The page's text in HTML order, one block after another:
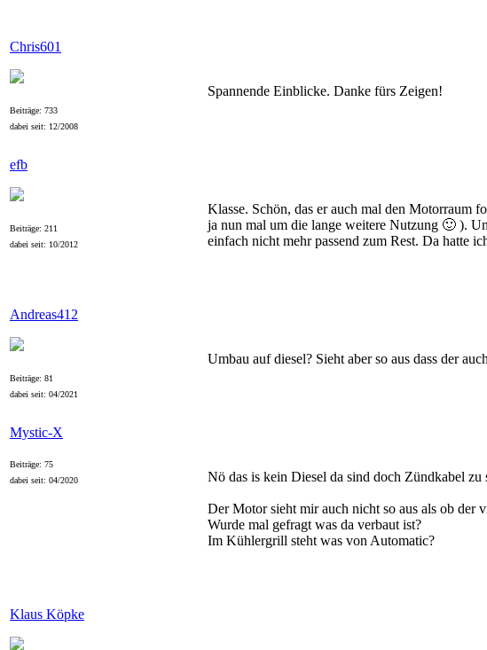
Chris601
Beiträge: 733
dabei seit: 12/2008
Spannende Einblicke. Danke fürs Zeigen!
efb
Beiträge: 211
dabei seit: 10/2012
Klasse. Schön, das er auch mal den Motorraum
ja nun mal um die lange weitere Nutzung 🙂 ).
einfach nicht mehr passend zum Rest. Da hatte
Andreas412
Beiträge: 81
dabei seit: 04/2021
Umbau auf diesel? Sieht aber so aus dass der
Mystic-X
Beiträge: 75
dabei seit: 04/2020
Nö das is kein Diesel da sind doch Zündkabel zu
Der Motor sieht mir auch nicht so aus als ob der
Wurde mal gefragt was da verbaut ist?
Im Kühlergrill steht was von Automatic?
Klaus Köpke